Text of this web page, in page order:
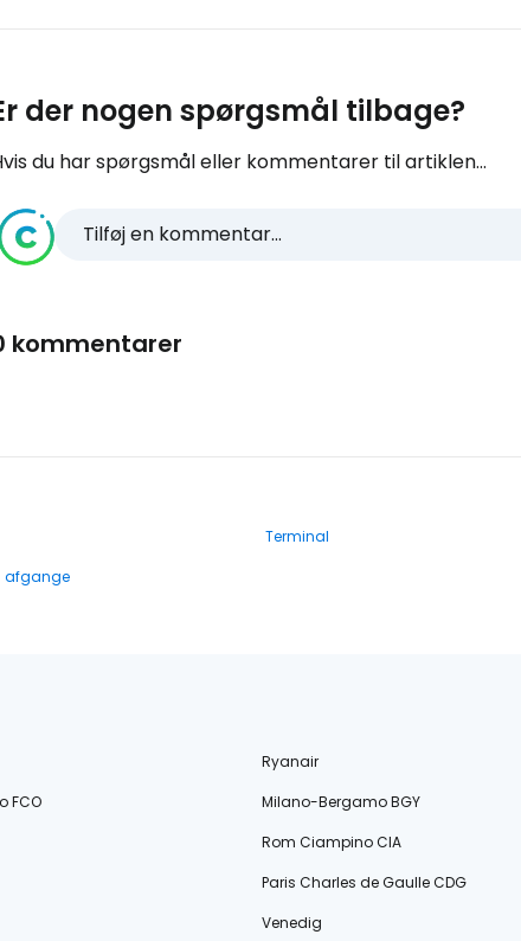
der nogen spørgsmål tilbage?
du har spørgsmål eller kommentarer til artiklen...
Tilføj en kommentar...
kommentarer
Terminal
afgange
Ryanair
FCO
Milano-Bergamo BGY
Rom Ciampino CIA
Paris Charles de Gaulle CDG
Venedig